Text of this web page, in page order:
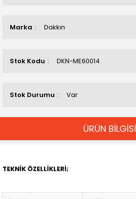
Marka Dakkın
Stok Kodu DKN-ME60014
Stok Durumu Var
ÜRÜN BİLGİSİ
TEKNİK ÖZELLİKLERİ;